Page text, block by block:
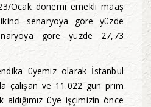
Ocak dönemi emekli maaş
senaryoya göre yüzde
göre yüzde 27,73
üyemiz olarak İstanbul
çalışan ve 11.022 gün prim
üye işçimizin önce